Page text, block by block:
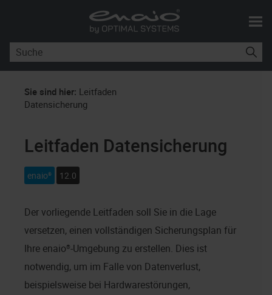
Skip To Main Content
Sie sind hier: Leitfaden
Datensicherung
Leitfaden Datensicherung
enaio® 12.0
Der vorliegende Leitfaden soll Sie in die Lage
versetzen, einen vollständigen Sicherungsplan für
Ihre enaio®-Umgebung zu erstellen. Dies ist
notwendig, um im Falle von Datenverlust,
beispielsweise bei Hardwarestörungen,